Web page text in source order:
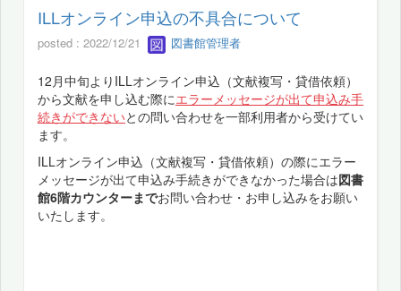
ILLオンライン申込の不具合について
posted : 2022/12/21 図書館管理者
12月中旬よりILLオンライン申込（文献複写・貸借依頼）
から文献を申し込む際にエラーメッセージが出て申込み手
続きができないとの問い合わせを一部利用者から受けてい
ます。
ILLオンライン申込（文献複写・貸借依頼）の際にエラー
メッセージが出て申込み手続きができなかった場合は図書
館6階カウンターまでお問い合わせ・お申し込みをお願い
いたします。